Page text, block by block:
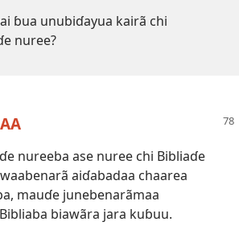
ɓua unubiɗayua kairã chi
nuree?
nureeba ase nuree chi Bibliaɗe
aiɗabadaa chaarea
mauɗe junebenarãmaa
biawãra jara kuɓuu.